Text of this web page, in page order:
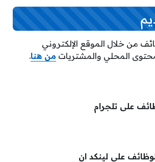
من خلال الموقع الإلكتروني
المحلي والمشتريات من هنا.
على تلجرام
على لينكد ان